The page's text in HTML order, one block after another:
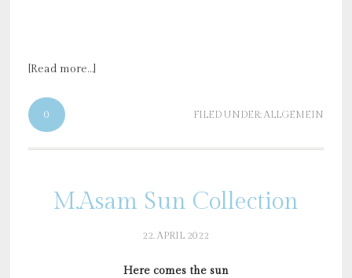
[Read more…]
0 FILED UNDER:ALLGEMEIN
M.Asam Sun Collection
22. APRIL 2022
Here comes the sun